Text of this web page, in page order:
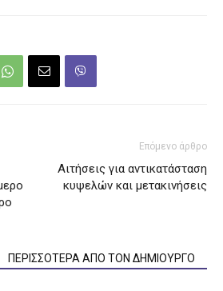
Επόμενο άρθρο
Αιτήσεις για αντικατάσταση
κυψελών και μετακινήσεις
ΠΕΡΙΣΣΟΤΕΡΑ ΑΠΟ ΤΟΝ ΔΗΜΙΟΥΡΓΟ